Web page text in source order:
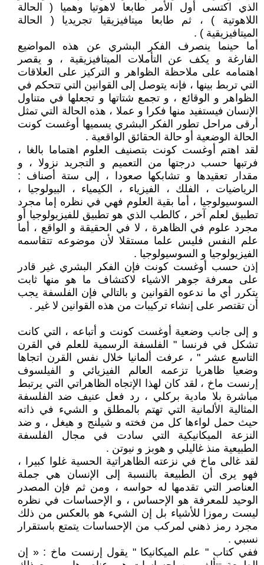
الذي اكتسى أول الأمر طابعا لاهوتيا وهميا ( الحالة
اللاهوتية ) ، ثم طابعا ميتافيزيقيا تجريديا ( الحالة
الميتافيزيقية ) .
أما حينما ينصرف الفكر البشري عن هذه المواضيع
الفارغة و يكف عن التأملات الميتافيزيقية ، و يقصر
اهتمامه على ملاحظة الظواهر و التركيز على العلاقات
التي تربط بينها ، فإنه يتوصل إلى القوانين التي تتحكم في
الظواهر و الوقائع ، و تجمع شتاتها و تجعلها في متناول
الإنسان فيستفيد منها فكرا و عملا ، هذه الحالة التي تمثل
أرقى مراحل تطور الفكر البشري يسميها أوغست كونت
الحالة الوضعية أو حالة الحقائق الواقعية .
لقد اهتم أوغست كونت بتصنيف العلوم اهتماما بالغا ،
فرتبها حسب درجتها من التعميم و التجريد نزولا ، و
مقدار تعقيدها و تشابكها صعودا ، إلى ستة أصناف :
الرياضيات ، الفلك ، الفيزياء ، الكيمياء ، البيولوجيا ،
السوسيولوجيا ، أما بقية العلوم فهي في نظره إما مجرد
تطبيق لعلم آخر ، كالطب الذي هو تطبيق للفيزيولوجيا أو
مجرد علوم في الظاهرة ، لا في الحقيقة و الواقع ، أما
علم النفس فليس علما مستقلا لأن موضوعه تتقاسمه
الفيزيولوجيا و السوسيولوجيا .
إذن حسب أوغست كونت فإن الفكر البشري غير قادر
على معرفة جوهر الاشياء لاكتشاف ما هو منها ثابت
يتكرر أي ما ندعوه القوانين و بالتالي فإن الفلسفة يجب
أن تقتصر على إنشاء تركيبات من هذه القوانين لا غير .
و إلى جانب وضعية أوغست كونت و أتباعه ، التي كانت
تشكل في فرنسا " الفلسفة الرسمية للعلم في القرن
التاسع عشر " ، عرفت ألمانيا خلال نفس القرن اتجاها
وضعيا ظاهريا تزعمه العالم الفيزيائي و الفيلسوف
إرنست ماخ ، لقد كان لهذا الإتجاه الظاهراتي التي يرتبط
مباشرة بلا مادية بركلي ، رد فعل عنيف ضد الفلسفة
المثالية الألمانية التي تهتم بالمطلق و الشيء في ذاته
حيث حمل لواءها كل من فخته و شيلنج و هيغل ، و ضد
النزعة الميكانيكية التي سادت في مجال الفلسفة
الطبيعية منذ غاليلي و هوبز و نيوتن .
لقد غالى ماخ في نزعته الظاهراتية الحسية غلوا كبيرا ،
فهو يرى أن الطبيعة بالنسبة إلى الإنسان هي جملة
العناصر التي تقدمها له حواسه ، ومن ثم فإن المصدر
الوحيد للمعرفة هو الإحساس ، و الإحساسات في نظره
ليست رموزا للأشياء بل إن الشيء هو بالعكس من ذلك
مجرد رمز ذهني لمركب من الإحساسات يتمتع باستقرار
نسبي .
ففي كتاب " علم الميكانيكا " يقول إرنست ماخ : « إن